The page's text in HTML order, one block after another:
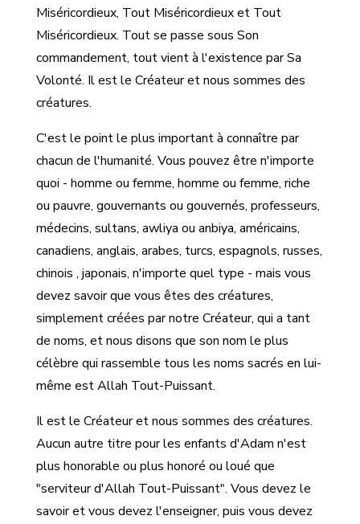
Miséricordieux, Tout Miséricordieux et Tout
Miséricordieux. Tout se passe sous Son
commandement, tout vient à l'existence par Sa
Volonté. Il est le Créateur et nous sommes des
créatures.
C'est le point le plus important à connaître par
chacun de l'humanité. Vous pouvez être n'importe
quoi - homme ou femme, homme ou femme, riche
ou pauvre, gouvernants ou gouvernés, professeurs,
médecins, sultans, awliya ou anbiya, américains,
canadiens, anglais, arabes, turcs, espagnols, russes,
chinois , japonais, n'importe quel type - mais vous
devez savoir que vous êtes des créatures,
simplement créées par notre Créateur, qui a tant
de noms, et nous disons que son nom le plus
célèbre qui rassemble tous les noms sacrés en lui-
même est Allah Tout-Puissant.
Il est le Créateur et nous sommes des créatures.
Aucun autre titre pour les enfants d'Adam n'est
plus honorable ou plus honoré ou loué que
"serviteur d'Allah Tout-Puissant". Vous devez le
savoir et vous devez l'enseigner, puis vous devez